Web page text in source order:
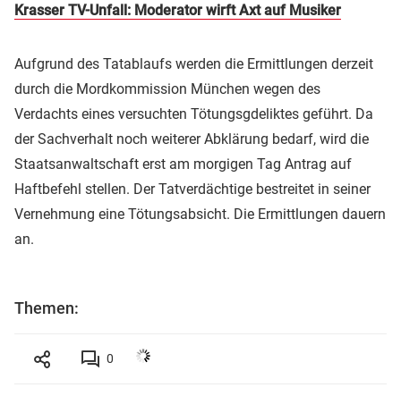
Krasser TV-Unfall: Moderator wirft Axt auf Musiker
Aufgrund des Tatablaufs werden die Ermittlungen derzeit
durch die Mordkommission München wegen des
Verdachts eines versuchten Tötungsgdeliktes geführt. Da
der Sachverhalt noch weiterer Abklärung bedarf, wird die
Staatsanwaltschaft erst am morgigen Tag Antrag auf
Haftbefehl stellen. Der Tatverdächtige bestreitet in seiner
Vernehmung eine Tötungsabsicht. Die Ermittlungen dauern
an.
Themen:
0